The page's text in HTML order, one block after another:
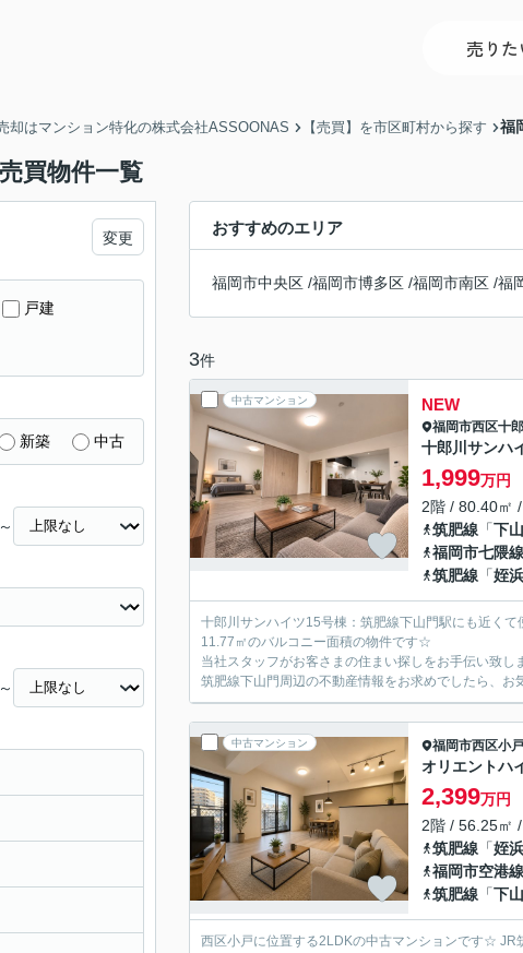
売りた
却はマンション特化の株式会社ASSOONAS 【売買】を市区町村から探す 福
買物件一覧
おすすめのエリア
福岡市中央区 /福岡市博多区 /福岡市南区 /福
3件
中古マンション NEW
福岡市西区十
十郎川サンハ
1,999万円
2階 / 80.40㎡
筑肥線 「下
福岡市七隈線
筑肥線 「姪浜
十郎川サンハイツ15号棟：筑肥線下山門駅にも近く
11.77㎡のバルコニー面積の物件です☆
当社スタッフがお客さまの住まい探しをお手伝い致し
筑肥線下山門周辺の不動産情報をお求めでしたら、お
中古マンション 福岡市西区小戸
オリエントハ
2,399万円
2階 / 56.25㎡
筑肥線 「姪浜
福岡市空港線
筑肥線 「下
西区小戸に位置する2LDKの中古マンションです☆ JR筑肥線 下山門駅まで約14分 57㎡越で14
変更
戸建
新築 中古
～
～